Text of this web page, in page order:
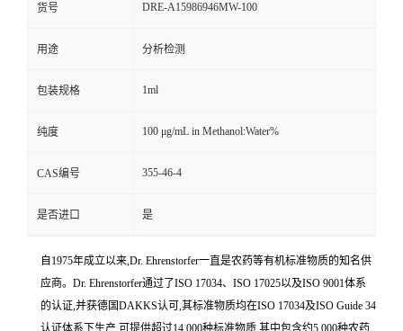
货号 DRE-A15986946MW-100
用途 分析检测
包装规格 1ml
纯度 100 μg/mL in Methanol:Water%
CAS编号 355-46-4
是否进口 是
自1975年成立以来,Dr. Ehrenstorfer一直是农药等有机标准物质的知名供
应商。Dr. Ehrenstorfer通过了ISO 17034、ISO 17025以及ISO 9001体系
的认证,并获德国DAKKS认可,其标准物质均在ISO 17034及ISO Guide 34
认证体系下生产,可提供超过14,000种标准物质,其中包含约5,000种农药